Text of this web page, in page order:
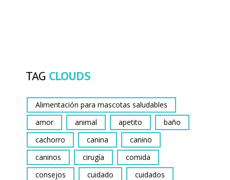
TAG CLOUDS
Alimentación para mascotas saludables
amor
animal apetito
baño
cachorro
canina
canino
caninos
cirugía
comida
consejos
cuidado
cuidados